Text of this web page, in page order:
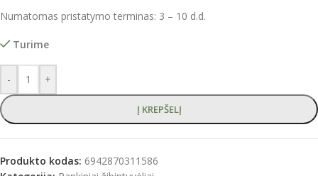
Numatomas pristatymo terminas: 3 – 10 d.d.
Turime
- +
Į KREPŠELĮ
Produkto kodas: 6942870311586